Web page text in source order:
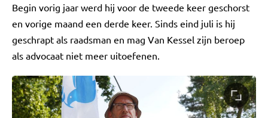
Begin vorig jaar werd hij voor de tweede keer geschorst
en vorige maand een derde keer. Sinds eind juli is hij
geschrapt als raadsman en mag Van Kessel zijn beroep
als advocaat niet meer uitoefenen.